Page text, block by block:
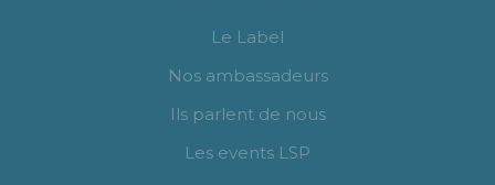
Le Label
Nos ambassadeurs
Ils parlent de nous
Les events LSP